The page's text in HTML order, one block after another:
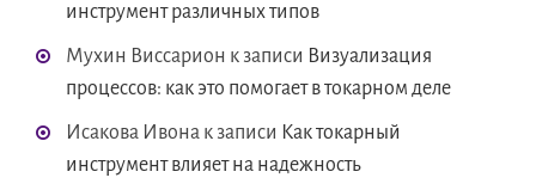
инструмент различных типов
Мухин Виссарион к записи Визуализация
процессов: как это помогает в токарном деле
Исакова Ивона к записи Как токарный
инструмент влияет на надежность